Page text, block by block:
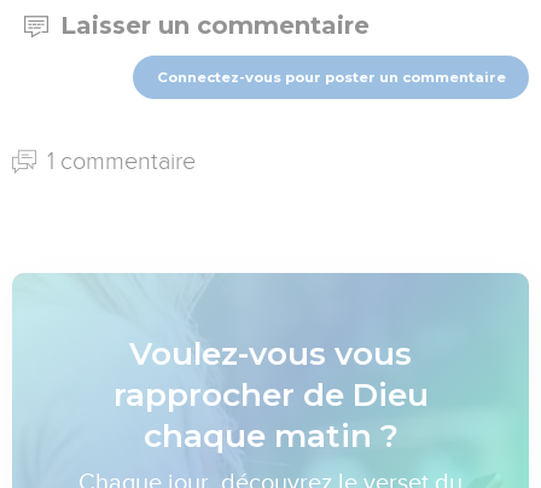
Laisser un commentaire
Connectez-vous pour poster un commentaire
1 commentaire
Voulez-vous vous
rapprocher de Dieu
chaque matin ?
Chaque jour, découvrez le verset du